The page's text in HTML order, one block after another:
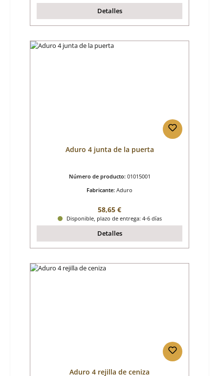
Detalles
Aduro 4 junta de la puerta
Número de producto: 01015001
Fabricante: Aduro
Precio normal:
58,65 €
Disponible, plazo de entrega: 4-6 días
Detalles
Aduro 4 rejilla de ceniza